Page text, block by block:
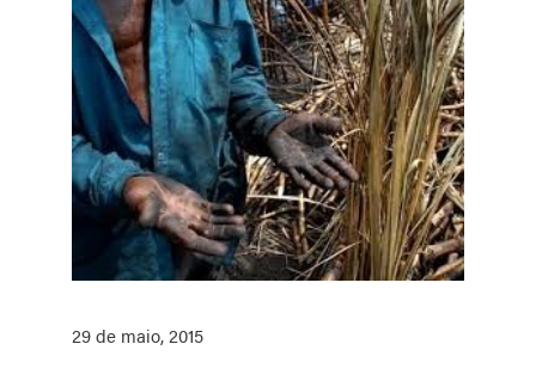
29 de maio, 2015